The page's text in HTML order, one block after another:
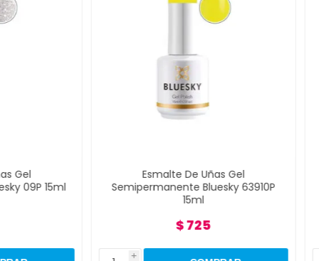
Gel
09P 15ml
Esmalte De Uñas Gel
Semipermanente Bluesky 63910P
15ml
$ 725